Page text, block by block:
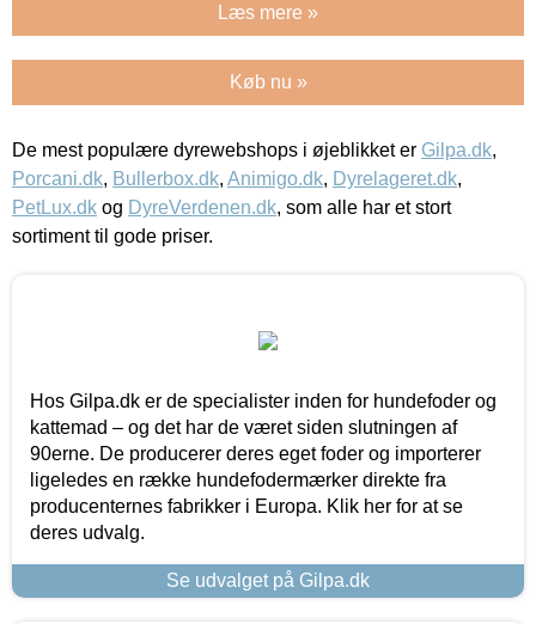
Læs mere »
Køb nu »
De mest populære dyrewebshops i øjeblikket er Gilpa.dk,
Porcani.dk, Bullerbox.dk, Animigo.dk, Dyrelageret.dk,
PetLux.dk og DyreVerdenen.dk, som alle har et stort
sortiment til gode priser.
Hos Gilpa.dk er de specialister inden for hundefoder og
kattemad – og det har de været siden slutningen af
90erne. De producerer deres eget foder og importerer
ligeledes en række hundefodermærker direkte fra
producenternes fabrikker i Europa. Klik her for at se
deres udvalg.
Se udvalget på Gilpa.dk